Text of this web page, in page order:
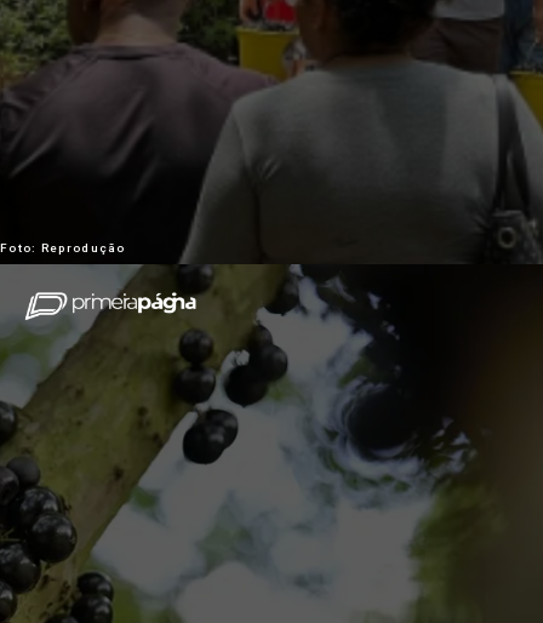
Foto: Reprodução